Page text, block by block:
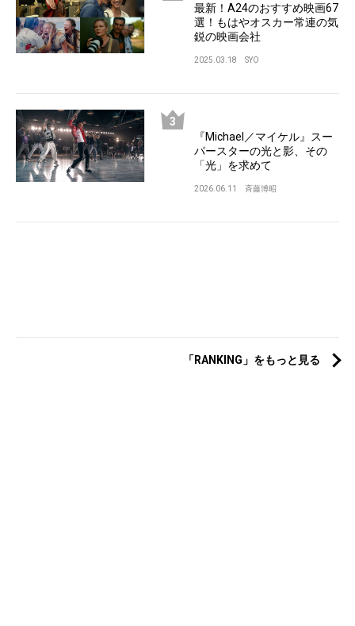
最新！A24のおすすめ映画67
選！もはやオスカー常連の気
鋭の映画会社
2025.03.18 SYO
『Michael／マイケル』スー
パースターの光と影、その
「光」を求めて
2026.06.11 斉藤博昭
「RANKING」をもっと見る